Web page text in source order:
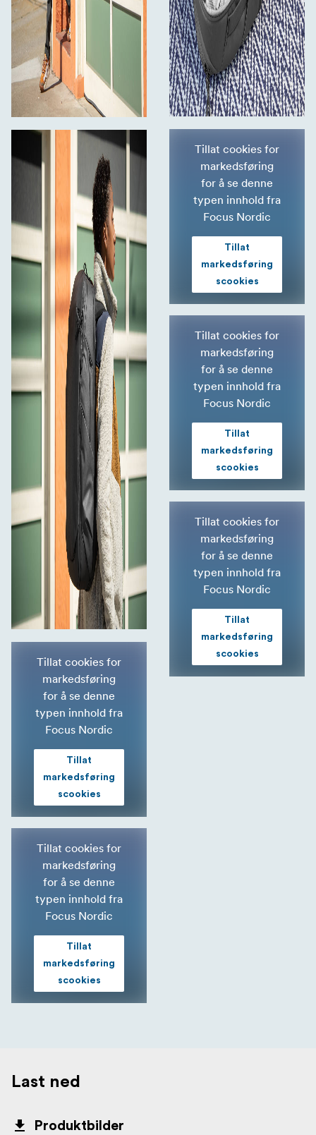
Tillat cookies for
markedsføring
for å se denne
typen innhold fra
Focus Nordic
Tillat
markedsføring
scookies
Tillat cookies for
markedsføring
for å se denne
typen innhold fra
Focus Nordic
Tillat
markedsføring
scookies
Tillat cookies for
markedsføring
for å se denne
typen innhold fra
Focus Nordic
Tillat
markedsføring
scookies
Tillat cookies for
markedsføring
for å se denne
typen innhold fra
Focus Nordic
Tillat
markedsføring
scookies
Tillat cookies for
markedsføring
for å se denne
typen innhold fra
Focus Nordic
Tillat
markedsføring
scookies
Last ned
Produktbilder